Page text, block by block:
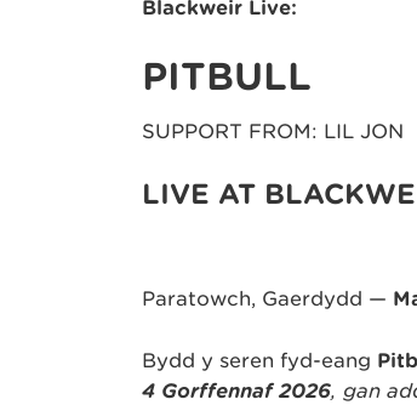
Blackweir Live:
PITBULL
SUPPORT FROM: LIL JON
LIVE AT
Paratowch, Gaerdydd —
Bydd y seren fyd-eang
4 Gorffennaf 2026, gan